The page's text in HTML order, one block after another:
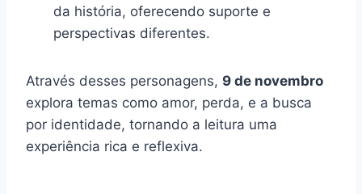
da história, oferecendo suporte e
perspectivas diferentes.
Através desses personagens, 9 de novembro
explora temas como amor, perda, e a busca
por identidade, tornando a leitura uma
experiência rica e reflexiva.